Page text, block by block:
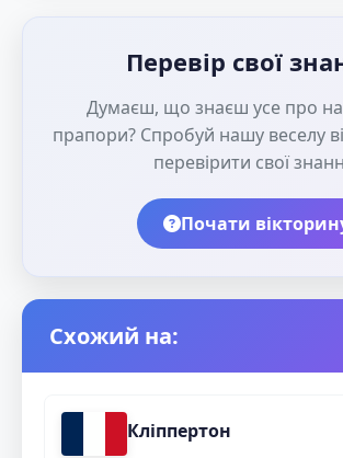
Перевір свої
Думаєш, що знаєш усе про
прапори? Спробуй нашу веселу
перевірити свої
Почати
Схожий на:
Кліппертон